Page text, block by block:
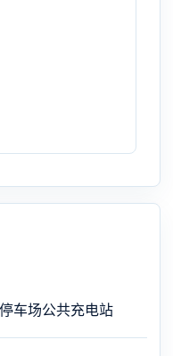
车场公共充电站